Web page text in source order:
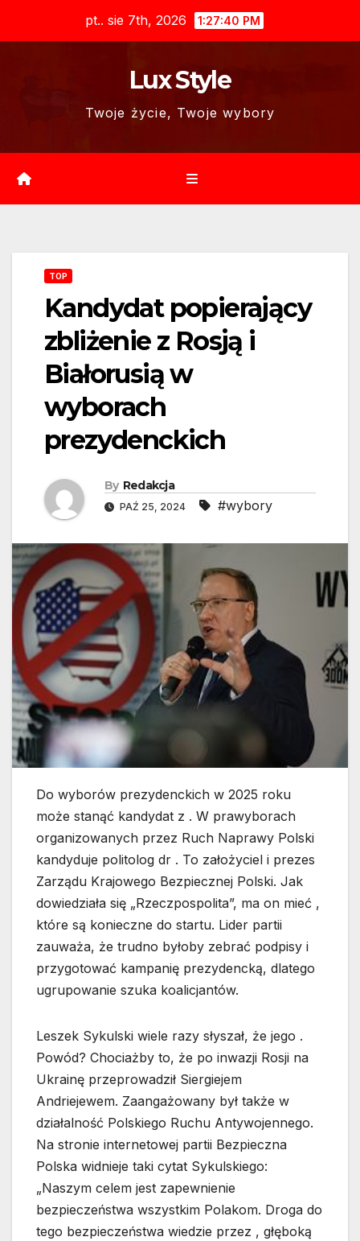
pt.. sie 7th, 2026 1:27:41 PM
Lux Style
Twoje życie, Twoje wybory
TOP
Kandydat popierający
zbliżenie z Rosją i
Białorusią w
wyborach
prezydenckich
By Redakcja
PAŹ 25, 2024 #wybory
Do wyborów prezydenckich w 2025 roku
może stanąć kandydat z . W prawyborach
organizowanych przez Ruch Naprawy Polski
kandyduje politolog dr . To założyciel i prezes
Zarządu Krajowego Bezpiecznej Polski. Jak
dowiedziała się „Rzeczpospolita”, ma on mieć ,
które są konieczne do startu. Lider partii
zauważa, że trudno byłoby zebrać podpisy i
przygotować kampanię prezydencką, dlatego
ugrupowanie szuka koalicjantów.
Leszek Sykulski wiele razy słyszał, że jego .
Powód? Chociażby to, że po inwazji Rosji na
Ukrainę przeprowadził Siergiejem
Andriejewem. Zaangażowany był także w
działalność Polskiego Ruchu Antywojennego.
Na stronie internetowej partii Bezpieczna
Polska widnieje taki cytat Sykulskiego:
„Naszym celem jest zapewnienie
bezpieczeństwa wszystkim Polakom. Droga do
tego bezpieczeństwa wiedzie przez , głęboką